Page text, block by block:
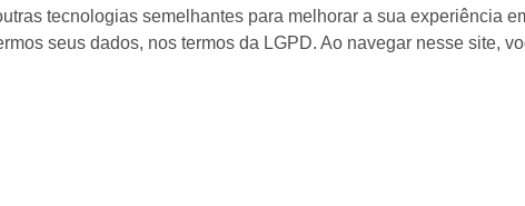
tecnologias semelhantes para melhorar a sua experiência
seus dados, nos termos da LGPD. Ao navegar nesse site,